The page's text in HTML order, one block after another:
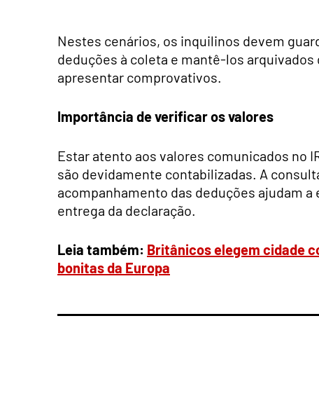
Nestes cenários, os inquilinos devem
deduções à coleta e mantê-los
apresentar comprovativos.
Importância de verificar os valores
Estar atento aos valores comunicados no
são devidamente contabilizadas. A
acompanhamento das deduções ajudam
entrega da declaração.
Leia também: Britânicos elegem cidade
bonitas da Europa